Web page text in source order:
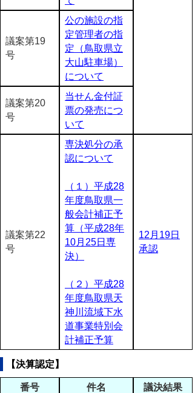
議案第19
号
公の施設の指
定管理者の指
定（鳥取県立
大山駐車場）
について
議案第20
号
当せん金付証
票の発売につ
いて
議案第22
号
専決処分の承
認について
（１）平成28
年度鳥取県一
般会計補正予
算（平成28年
10月25日専
決）
（２）平成28
年度鳥取県天
神川流域下水
道事業特別会
計補正予算
12月19日
承認
【決算認定】
番号 件名 議決結果